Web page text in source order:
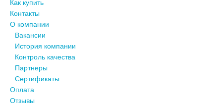
Как купить
Контакты
О компании
Вакансии
История компании
Контроль качества
Партнеры
Сертификаты
Оплата
Отзывы